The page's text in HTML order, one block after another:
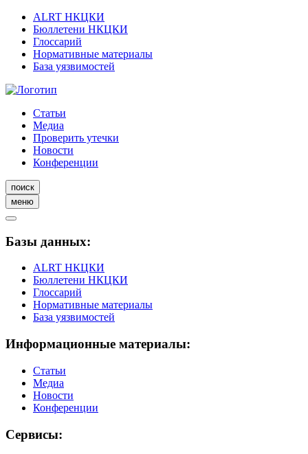
ALRT НКЦКИ
Бюллетени НКЦКИ
Глоссарий
Нормативные материалы
База уязвимостей
Статьи
Медиа
Проверить утечки
Новости
Конференции
поиск
меню
Базы данных:
ALRT НКЦКИ
Бюллетени НКЦКИ
Глоссарий
Нормативные материалы
База уязвимостей
Информационные материалы:
Статьи
Медиа
Новости
Конференции
Сервисы: